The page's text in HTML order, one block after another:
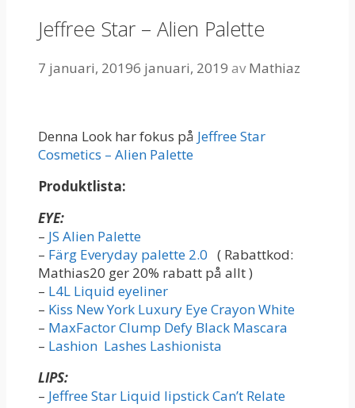
Jeffree Star – Alien Palette
7 januari, 20196 januari, 2019 avMathiaz
Denna Look har fokus på Jeffree Star
Cosmetics – Alien Palette
Produktlista:
EYE:
– JS Alien Palette
– Färg Everyday palette 2.0 ( Rabattkod:
Mathias20 ger 20% rabatt på allt )
– L4L Liquid eyeliner
– Kiss New York Luxury Eye Crayon White
– MaxFactor Clump Defy Black Mascara
– Lashion Lashes Lashionista
LIPS:
– Jeffree Star Liquid lipstick Can’t Relate